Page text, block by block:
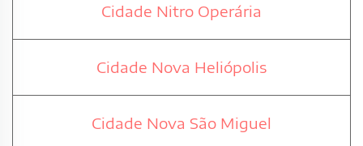
Cidade Nitro Operária
Cidade Nova Heliópolis
Cidade Nova São Miguel